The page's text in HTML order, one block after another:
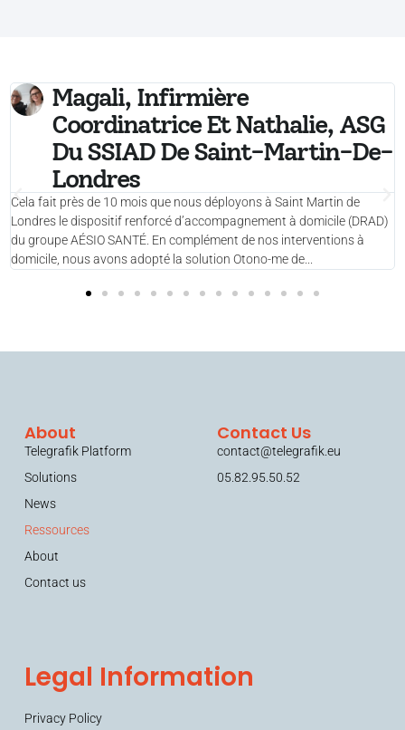
Magali, Infirmière
Coordinatrice Et Nathalie, ASG
Du SSIAD De Saint-Martin-De-
Londres
Cela fait près de 10 mois que nous déployons à Saint Martin de
Londres le dispositif renforcé d’accompagnement à domicile (DRAD)
du groupe AÉSIO SANTÉ. En complément de nos interventions à
domicile, nous avons adopté la solution Otono-me de...
About
Telegrafik Platform
Solutions
News
Ressources
About
Contact us
Contact Us
contact@telegrafik.eu
05.82.95.50.52
Legal Information
Privacy Policy